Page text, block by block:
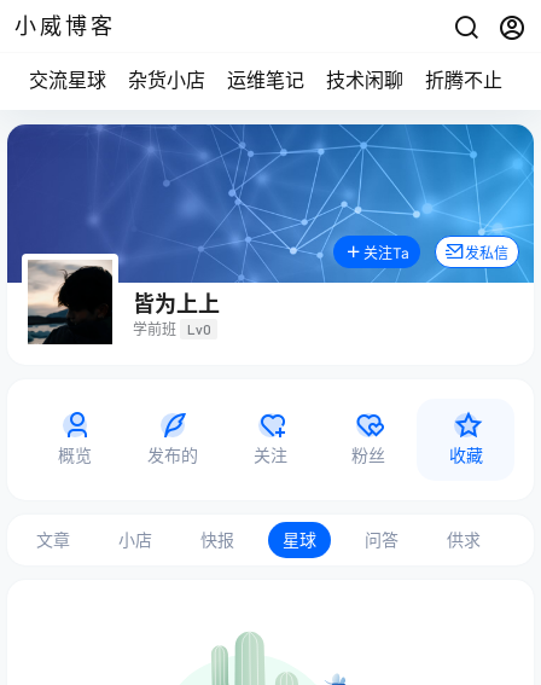
小威博客
交流星球 杂货小店 运维笔记 技术闲聊 折腾不止
皆为上上
学前班 Lv0
关注Ta 发私信
概览 发布的 关注 粉丝 收藏
文章 小店 快报 星球 问答 供求